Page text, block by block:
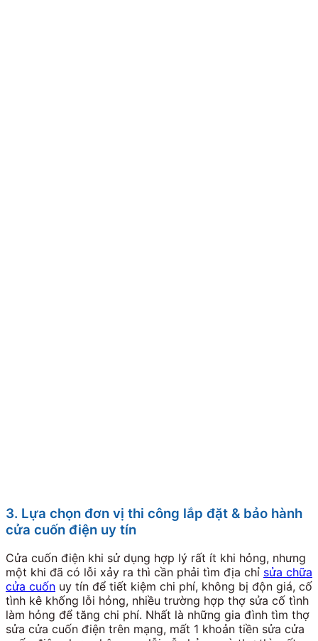
3. Lựa chọn đơn vị thi công lắp đặt & bảo hành
cửa cuốn điện uy tín
Cửa cuốn điện khi sử dụng hợp lý rất ít khi hỏng, nhưng
một khi đã có lỗi xảy ra thì cần phải tìm địa chỉ sửa chữa
cửa cuốn uy tín để tiết kiệm chi phí, không bị độn giá, cố
tình kê khống lỗi hỏng, nhiều trường hợp thợ sửa cố tình
làm hỏng để tăng chi phí. Nhất là những gia đình tìm thợ
sửa cửa cuốn điện trên mạng, mất 1 khoản tiền sửa cửa